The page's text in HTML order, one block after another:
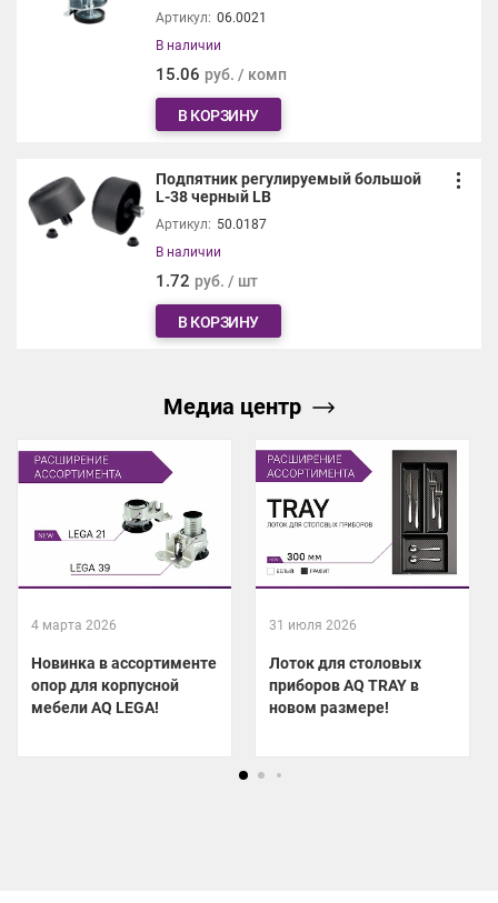
Артикул: 06.0021
В наличии
15.06 руб. / комп
В КОРЗИНУ
Подпятник регулируемый большой
L-38 черный LB
Артикул: 50.0187
В наличии
1.72 руб. / шт
В КОРЗИНУ
Медиа центр
4 марта 2026
Новинка в ассортименте
опор для корпусной
мебели AQ LEGA!
31 июля 2026
Лоток для столовых
приборов AQ TRAY в
новом размере!